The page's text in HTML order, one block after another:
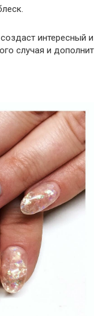
интересный и
случая и дополнит